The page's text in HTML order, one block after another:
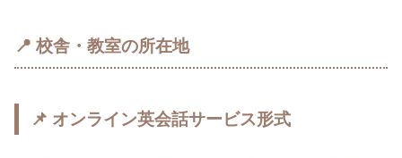
📍 校舎・教室の所在地
📌 オンライン英会話サービス形式